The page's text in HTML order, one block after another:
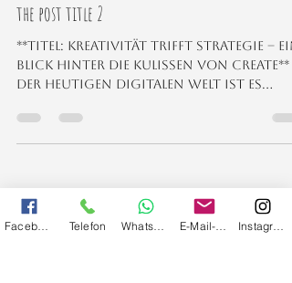
the post title 2
**Titel: Kreativität trifft Strategie – Ein
Blick hinter die Kulissen von CREATE** In
der heutigen digitalen Welt ist es
Tel.:
+43 (0) 664 9480 431
E-Mail:anna-
Telefon